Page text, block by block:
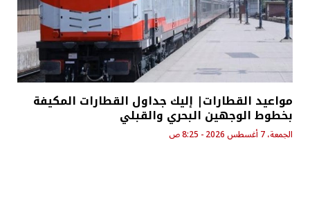
مواعيد القطارات| إليك جداول القطارات المكيفة
بخطوط الوجهين البحري والقبلي
الجمعة، 7 أغسطس 2026 - 8:25 ص